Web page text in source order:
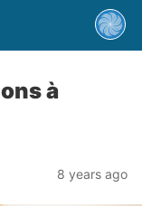
à
8 years ago